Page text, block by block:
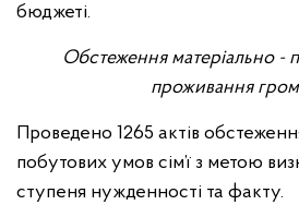
бюджеті.
Обстеження матеріально -
проживання
Проведено 1265 актів
побутових умов сім’ї з метою
ступеня нужденності та факту.